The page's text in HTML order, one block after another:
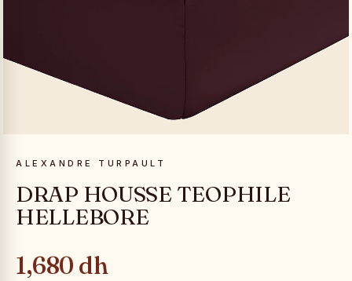
ALEXANDRE TURPAULT
DRAP HOUSSE TEOPHILE
HELLEBORE
1,680 dh